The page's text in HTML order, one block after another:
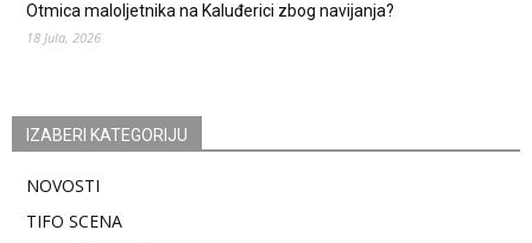
Otmica maloljetnika na Kaluđerici zbog navijanja?
18 Jula, 2026
IZABERI KATEGORIJU
NOVOSTI
TIFO SCENA